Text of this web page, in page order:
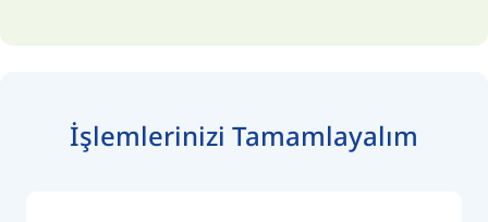
İşlemlerinizi Tamamlayalım